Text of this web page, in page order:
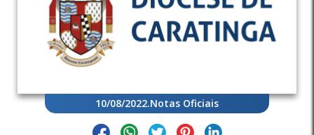
10/08/2022.Notas Oficiais